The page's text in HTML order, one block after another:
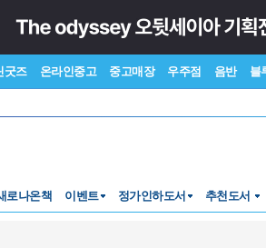
굿즈 온라인중고 중고매장 우주점 음반 블
로나온책 이벤트 정가인하도서 추천도서